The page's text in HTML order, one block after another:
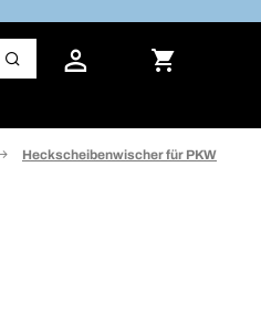
Heckscheibenwischer für PKW